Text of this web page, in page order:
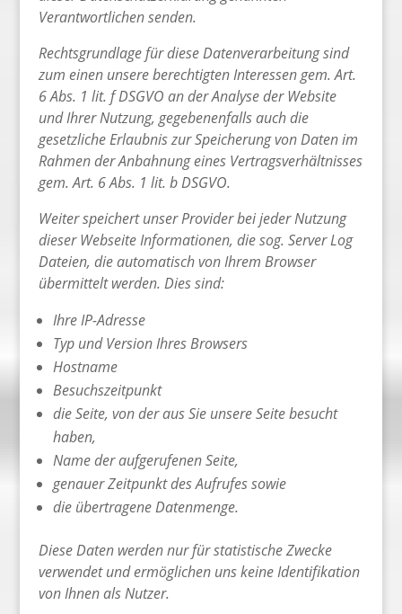
Verantwortlichen senden.
Rechtsgrundlage für diese Datenverarbeitung sind
zum einen unsere berechtigten Interessen gem. Art.
6 Abs. 1 lit. f DSGVO an der Analyse der Website
und Ihrer Nutzung, gegebenenfalls auch die
gesetzliche Erlaubnis zur Speicherung von Daten im
Rahmen der Anbahnung eines Vertragsverhältnisses
gem. Art. 6 Abs. 1 lit. b DSGVO.
Weiter speichert unser Provider bei jeder Nutzung
dieser Webseite Informationen, die sog. Server Log
Dateien, die automatisch von Ihrem Browser
übermittelt werden. Dies sind:
Ihre IP-Adresse
Typ und Version Ihres Browsers
Hostname
Besuchszeitpunkt
die Seite, von der aus Sie unsere Seite besucht
haben,
Name der aufgerufenen Seite,
genauer Zeitpunkt des Aufrufes sowie
die übertragene Datenmenge.
Diese Daten werden nur für statistische Zwecke
verwendet und ermöglichen uns keine Identifikation
von Ihnen als Nutzer.